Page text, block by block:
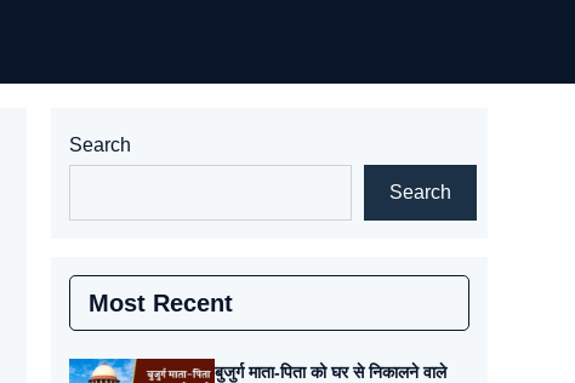
Search
Search
Most Recent
बुजुर्ग माता-पिता को घर से निकालने वाले